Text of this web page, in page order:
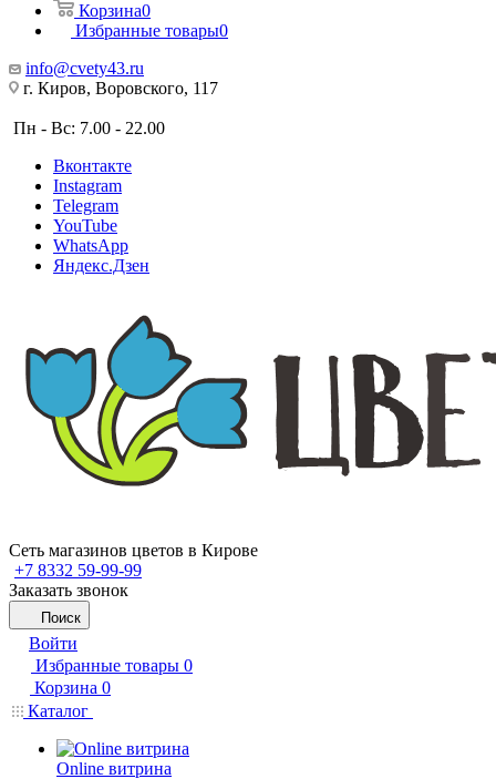
Корзина0
Избранные товары0
info@cvety43.ru
г. Киров, Воровского, 117
Пн - Вс: 7.00 - 22.00
Вконтакте
Instagram
Telegram
YouTube
WhatsApp
Яндекс.Дзен
Сеть магазинов цветов в Кирове
+7 8332 59-99-99
Заказать звонок
Поиск
Войти
Избранные товары 0
Корзина 0
Каталог
Online витрина